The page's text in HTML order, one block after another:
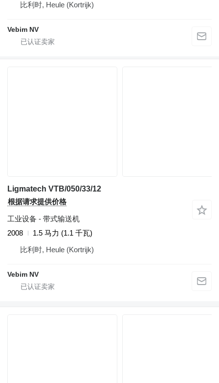
比利时, Heule (Kortrijk)
Vebim NV
Ligmatech VTB/050/33/12
根据请求提供价格
工业设备 - 带式输送机
2008
1.5 马力 (1.1 千瓦)
比利时, Heule (Kortrijk)
Vebim NV